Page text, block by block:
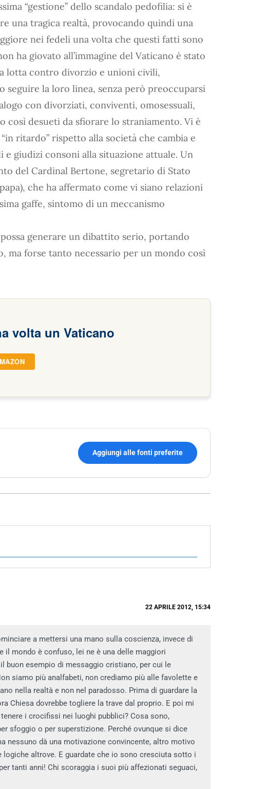
“gestione” dello scandalo pedofilia: si è
una tragica realtà, provocando quindi una
nei fedeli una volta che questi fatti sono
ha giovato all’immagine del Vaticano è stato
lotta contro divorzio e unioni civili,
seguire la loro linea, senza però preoccuparsi
con divorziati, conviventi, omosessuali,
così desueti da sfiorare lo straniamento. Vi è
ritardo” rispetto alla società che cambia e
giudizi consoni alla situazione attuale. Un
del Cardinal Bertone, segretario di Stato
che ha affermato come vi siano relazioni
gaffe, sintomo di un meccanismo
generare un dibattito serio, portando
ma forse tanto necessario per un mondo così
volta un Vaticano
Aggiungi alle fonti preferite
22 APRILE 2012, 15:34
a mettersi una mano sulla coscienza, invece di
il mondo è confuso, lei ne è una delle maggiori
buon esempio di messaggio cristiano, per cui le
siamo più analfabeti, non crediamo più alle favolette e
nella realtà e non nel paradosso. Prima di guardare la
Chiesa dovrebbe togliere la trave dal proprio. E poi mi
i crocifissi nei luoghi pubblici? Cosa sono,
sfoggio o per superstizione. Perché ovunque si dice
nessuno dà una motivazione convincente, altro motivo
logiche altrove. E guardate che io sono cresciuta sotto i
tanti anni! Chi scoraggia i suoi più affezionati seguaci,